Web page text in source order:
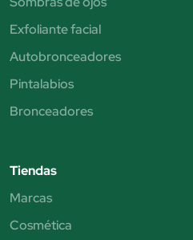
Exfoliante facial
Autobronceadores
Pintalabios
Bronceadores
Tiendas
Marcas
Cosmética